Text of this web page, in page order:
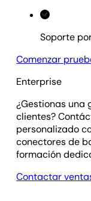
Soporte
Comenzar
Enterprise
¿Gestionas una
clientes?
personalizado
conectores de
formación
Contactar